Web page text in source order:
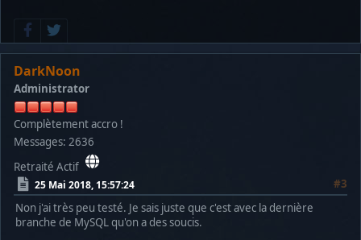
DarkNoon
Administrator
Complètement accro !
Messages: 2636
Retraité Actif
25 Mai 2018, 15:57:24
#3
Non j'ai très peu testé. Je sais juste que c'est avec la dernière
branche de MySQL qu'on a des soucis.